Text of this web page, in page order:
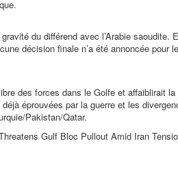
du différend avec l’Arabie saoudite.
décision finale n’a été annoncée
des forces dans le Golfe et affaiblirait
éprouvées par la guerre et les
Pakistan/Qatar.
Gulf Bloc Pullout Amid Iran